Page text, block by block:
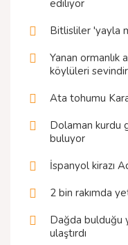
ediliyor
Bitlisliler 'yayla
Yanan ormanlık
köylüleri
Ata tohumu
Dolaman kurdu
buluyor
İspanyol kirazı
2 bin rakımda
Dağda bulduğu
ulaştırdı